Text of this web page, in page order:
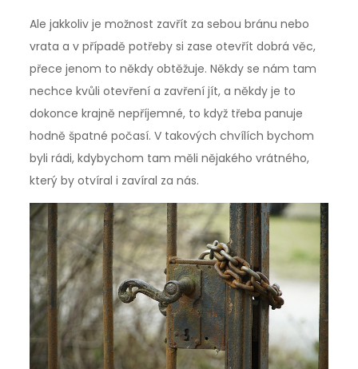
Ale jakkoliv je možnost zavřít za sebou bránu nebo
vrata a v případě potřeby si zase otevřít dobrá věc,
přece jenom to někdy obtěžuje. Někdy se nám tam
nechce kvůli otevření a zavření jít, a někdy je to
dokonce krajně nepříjemné, to když třeba panuje
hodně špatné počasí. V takových chvílích bychom
byli rádi, kdybychom tam měli nějakého vrátného,
který by otvíral i zavíral za nás.